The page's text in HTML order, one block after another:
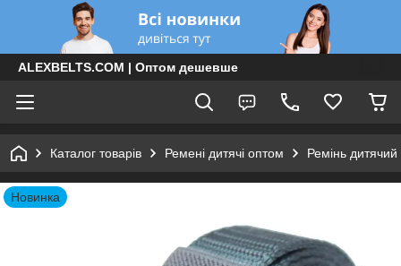
ALEXBELTS.COM | Оптом дешевше
Каталог товарів Ремені дитячі оптом Ремінь
Новинка